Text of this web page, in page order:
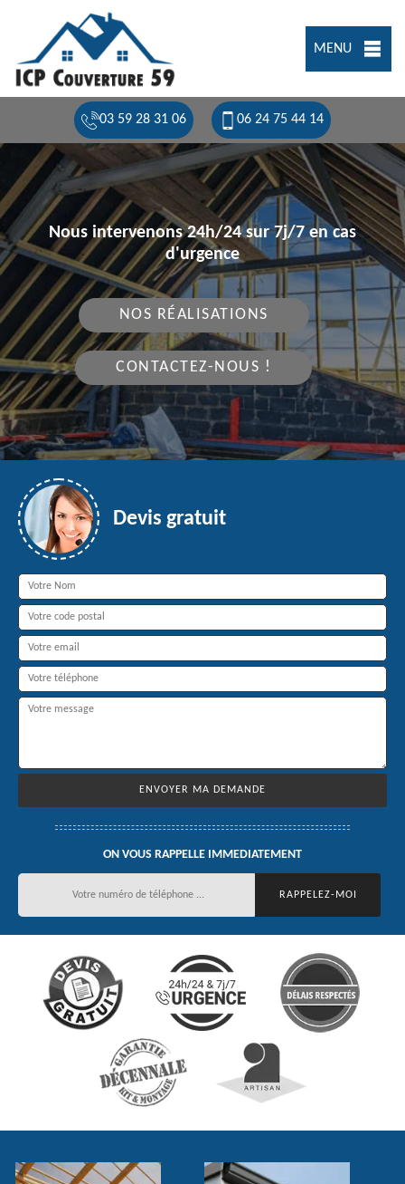
MENU
03 59 28 31 06 06 24 75 44 14
Nous intervenons 24h/24 sur 7j/7 en cas
d'urgence
NOS RÉALISATIONS
CONTACTEZ-NOUS !
Devis gratuit
ON VOUS RAPPELLE IMMEDIATEMENT